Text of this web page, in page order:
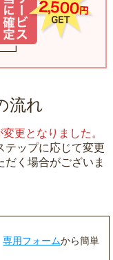
流れ
更となりました。
テップに応じて変更
く場合がございま
専用フォームから簡単